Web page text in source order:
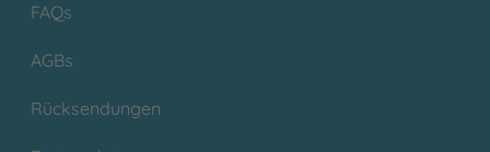
FAQs
AGBs
Rücksendungen